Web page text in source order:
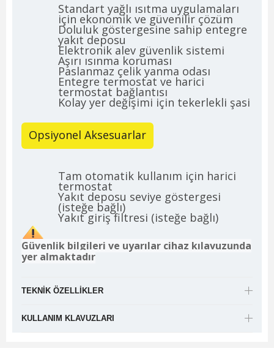
Standart yağlı ısıtma uygulamaları
için ekonomik ve güvenilir çözüm
Doluluk göstergesine sahip entegre
yakıt deposu
Elektronik alev güvenlik sistemi
Aşırı ısınma koruması
Paslanmaz çelik yanma odası
Entegre termostat ve harici
termostat bağlantısı
Kolay yer değişimi için tekerlekli şasi
Opsiyonel Aksesuarlar
Tam otomatik kullanım için harici
termostat
Yakıt deposu seviye göstergesi
(isteğe bağlı)
Yakıt giriş filtresi (isteğe bağlı)
Güvenlik bilgileri ve uyarılar cihaz kılavuzunda
yer almaktadır
TEKNIK ÖZELLIKLER
KULLANIM KLAVUZLARI